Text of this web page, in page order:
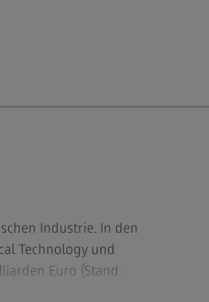
Industrie. In den
Technology und
Euro (Stand: